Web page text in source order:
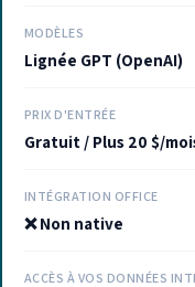
MODÈLES
Lignée GPT (OpenAI)
PRIX D'ENTRÉE
Gratuit / Plus 20 $/
INTÉGRATION OFFICE
❌ Non native
ACCÈS À VOS DONNÉES